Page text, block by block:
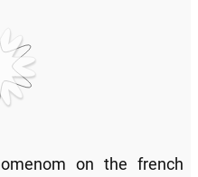
on the french